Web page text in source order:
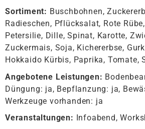
Sortiment: Buschbohnen,
Radieschen, Pflücksalat, Rote
Petersilie, Dille, Spinat, Karotte,
Zuckermais, Soja, Kichererbse,
Hokkaido Kürbis, Paprika, Tomate,
Angebotene Leistungen:
Düngung: ja, Bepflanzung: ja,
Werkzeuge vorhanden: ja
Veranstaltungen: Infoabend,